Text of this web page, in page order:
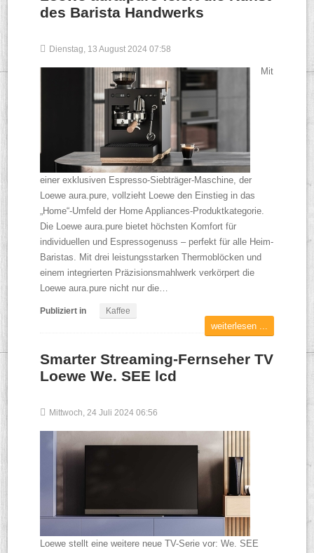
des Barista Handwerks
Dienstag, 13 August 2024 07:58
Mit
einer exklusiven Espresso-Siebträger-Maschine, der
Loewe aura.pure, vollzieht Loewe den Einstieg in das
„Home“-Umfeld der Home Appliances-Produktkategorie.
Die Loewe aura.pure bietet höchsten Komfort für
individuellen und Espressogenuss – perfekt für alle Heim-
Baristas. Mit drei leistungsstarken Thermoblöcken und
einem integrierten Präzisionsmahlwerk verkörpert die
Loewe aura.pure nicht nur die…
Publiziert in Kaffee
weiterlesen ...
Smarter Streaming-Fernseher TV
Loewe We. SEE lcd
Mittwoch, 24 Juli 2024 06:56
Loewe stellt eine weitere neue TV-Serie vor: We. SEE